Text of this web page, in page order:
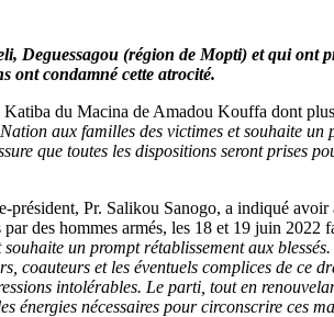
Deguessagou (région de Mopti) et qui ont
ontcondamné cette atrocité.
du Macina de Amadou Kouffa dont
aux familles des victimes et souhaite
que toutes les dispositions seront prises
président, Pr. Salikou Sanogo, a indiqué
des hommes armés, les 18 et 19 juin 2022
un prompt rétablissement aux
coauteurs et les éventuels complices de ce
intolérables. Le parti, tout en
énergies nécessaires pour circonscrire ces